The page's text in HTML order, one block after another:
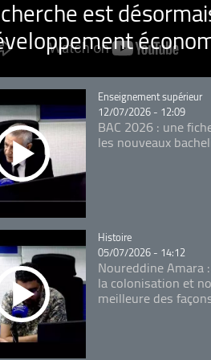
est
Catégorie
Enseignement supérieur
12/07/2026 - 12:09
BAC 2026 : une
les nouveaux
Catégorie
Histoire
05/07/2026 - 14:12
Noureddine Amara
la colonisation et
meilleure des